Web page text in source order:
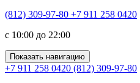
(812) 309-97-80 +7 911 258 0420
c 10:00 до 22:00
Показать навигацию
+7 911 258 0420 (812) 309-97-80